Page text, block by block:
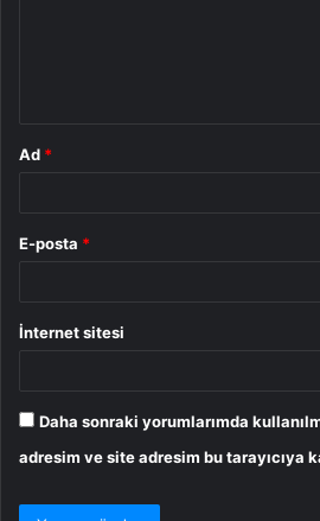
Ad *
E-posta *
İnternet sitesi
Daha sonraki yorumlarımda
adresim ve site adresim bu tarayıcıya